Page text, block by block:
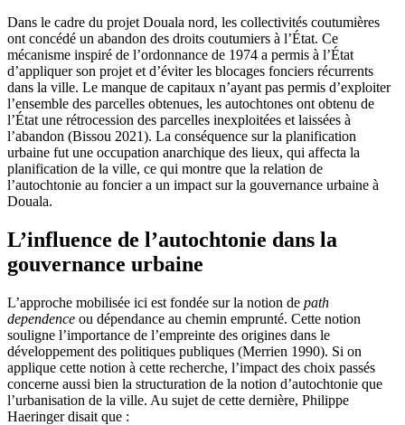
Dans le cadre du projet Douala nord, les collectivités coutumières
ont concédé un abandon des droits coutumiers à l’État. Ce
mécanisme inspiré de l’ordonnance de 1974 a permis à l’État
d’appliquer son projet et d’éviter les blocages fonciers récurrents
dans la ville. Le manque de capitaux n’ayant pas permis d’exploiter
l’ensemble des parcelles obtenues, les autochtones ont obtenu de
l’État une rétrocession des parcelles inexploitées et laissées à
l’abandon (Bissou 2021). La conséquence sur la planification
urbaine fut une occupation anarchique des lieux, qui affecta la
planification de la ville, ce qui montre que la relation de
l’autochtonie au foncier a un impact sur la gouvernance urbaine à
Douala.
L’influence de l’autochtonie dans la
gouvernance urbaine
L’approche mobilisée ici est fondée sur la notion de path
dependence ou dépendance au chemin emprunté. Cette notion
souligne l’importance de l’empreinte des origines dans le
développement des politiques publiques (Merrien 1990). Si on
applique cette notion à cette recherche, l’impact des choix passés
concerne aussi bien la structuration de la notion d’autochtonie que
l’urbanisation de la ville. Au sujet de cette dernière, Philippe
Haeringer disait que :